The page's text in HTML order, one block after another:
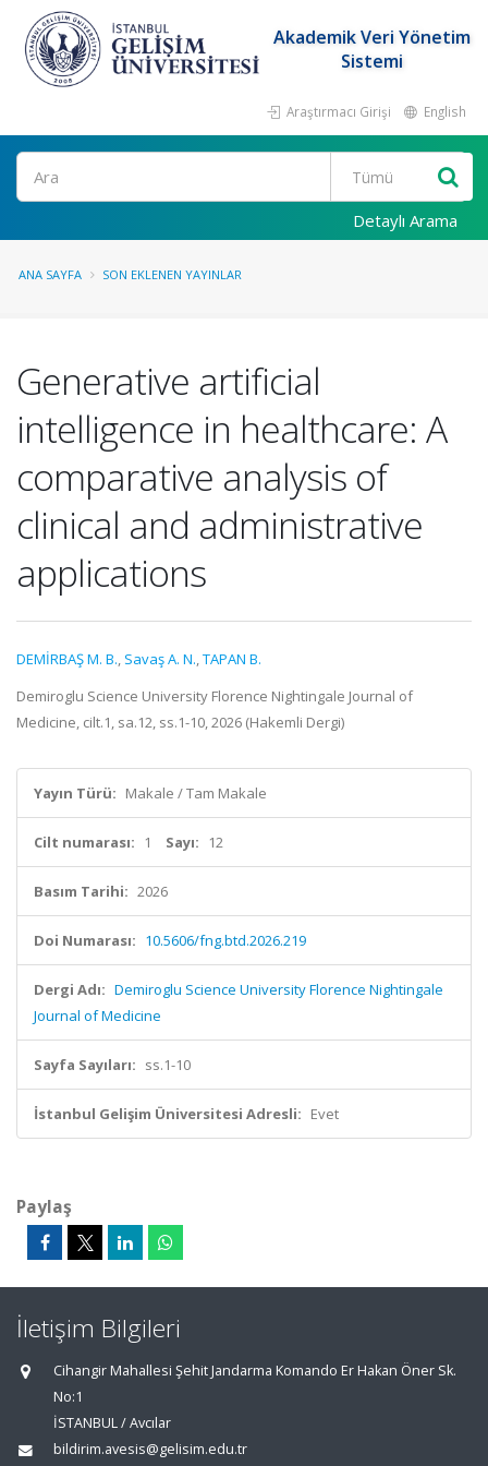
Akademik Veri Yönetim
Sistemi
Araştırmacı Girişi English
Ara
Detaylı Arama
ANA SAYFA SON EKLENEN YAYINLAR
Generative artificial
intelligence in healthcare: A
comparative analysis of
clinical and administrative
applications
DEMİRBAŞ M. B., Savaş A. N.,TAPAN B.
Demiroglu Science University Florence Nightingale Journal of
Medicine, cilt.1, sa.12, ss.1-10, 2026 (Hakemli Dergi)
Yayın Türü: Makale / Tam Makale
Cilt numarası: 1 Sayı: 12
Basım Tarihi: 2026
Doi Numarası: 10.5606/fng.btd.2026.219
Dergi Adı: Demiroglu Science University Florence Nightingale
Journal of Medicine
Sayfa Sayıları: ss.1-10
İstanbul Gelişim Üniversitesi Adresli: Evet
Paylaş
İletişim Bilgileri
Cihangir Mahallesi Şehit Jandarma Komando Er Hakan Öner Sk.
No:1
İSTANBUL / Avcılar
bildirim.avesis@gelisim.edu.tr